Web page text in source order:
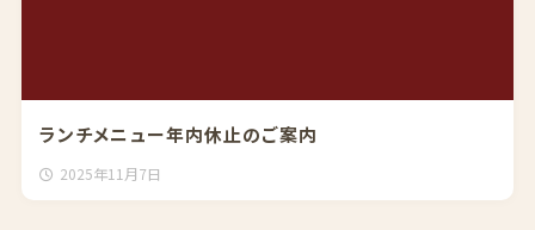
ランチメニュー年内休止のご案内
2025年11月7日